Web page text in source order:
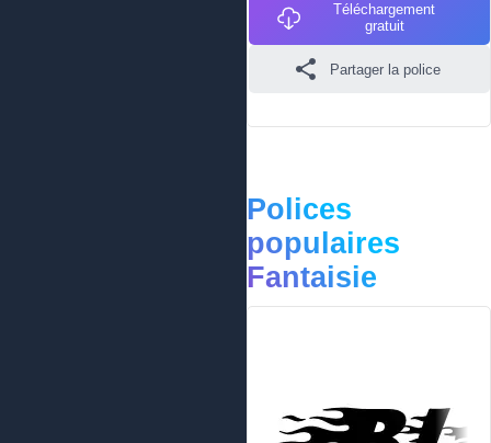
Téléchargement
gratuit
Partager la police
Polices
populaires
Fantaisie